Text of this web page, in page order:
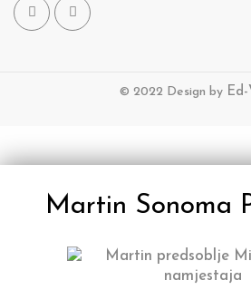
© 2022 Design by
Martin Sonoma